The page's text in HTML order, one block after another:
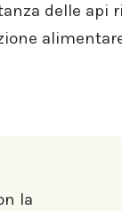
delle api
la